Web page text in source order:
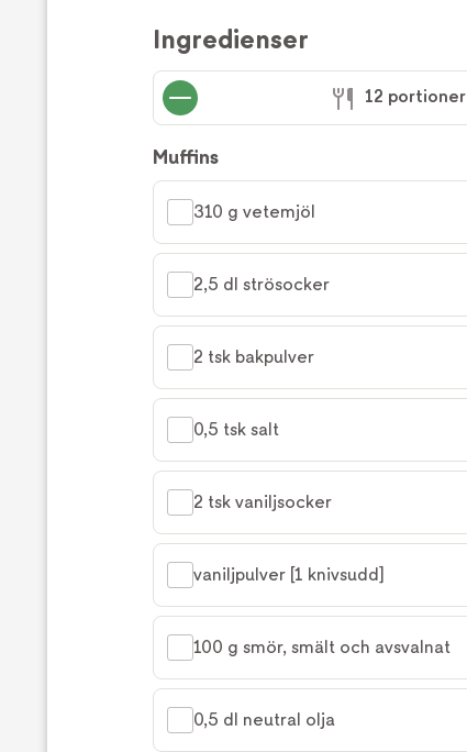
Ingredienser
12 portioner
Muffins
310 g vetemjöl
2,5 dl strösocker
2 tsk bakpulver
0,5 tsk salt
2 tsk vaniljsocker
vaniljpulver [1 knivsudd]
100 g smör, smält och avsvalnat
0,5 dl neutral olja